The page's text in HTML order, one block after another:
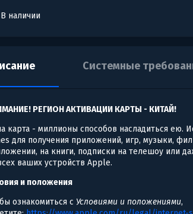
В наличии
Системные
РЕГИОН АКТИВАЦИИ КАРТЫ - КИТАЙ!
карта - миллионы способов насладиться ею.
для получения приложений, игр, музыки,
на книги, подписки на телешоу или
ваших устройств Apple.
и положения
ознакомиться с Условиями и положениями,